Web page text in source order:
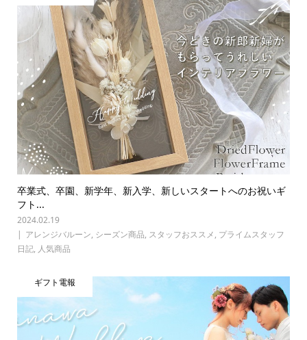
卒業式、卒園、新学年、新入学、新しいスタートへのお祝いギ
フト...
2024.02.19
アレンジバルーン, シーズン商品, スタッフおススメ, プライムスタッフ
日記, 人気商品
ギフト電報